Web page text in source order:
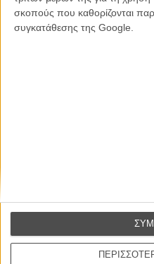
σκοπούς που καθορίζονται
συγκατάθεσης της Google.